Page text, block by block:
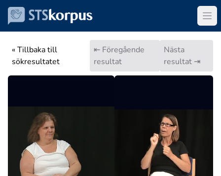
« Tillbaka till
sökresultatet
⇤ Föregående
resultat
Nästa
resultat ⇥